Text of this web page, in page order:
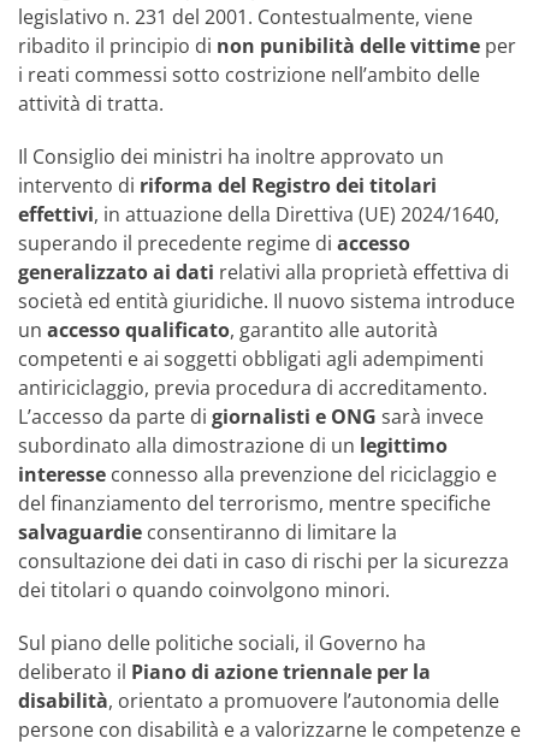
legislativo n. 231 del 2001. Contestualmente, viene
ribadito il principio di non punibilità delle vittime per
i reati commessi sotto costrizione nell’ambito delle
attività di tratta.
Il Consiglio dei ministri ha inoltre approvato un
intervento di riforma del Registro dei titolari
effettivi, in attuazione della Direttiva (UE) 2024/1640,
superando il precedente regime di accesso
generalizzato ai dati relativi alla proprietà effettiva di
società ed entità giuridiche. Il nuovo sistema introduce
un accesso qualificato, garantito alle autorità
competenti e ai soggetti obbligati agli adempimenti
antiriciclaggio, previa procedura di accreditamento.
L’accesso da parte di giornalisti e ONG sarà invece
subordinato alla dimostrazione di un legittimo
interesse connesso alla prevenzione del riciclaggio e
del finanziamento del terrorismo, mentre specifiche
salvaguardie consentiranno di limitare la
consultazione dei dati in caso di rischi per la sicurezza
dei titolari o quando coinvolgono minori.
Sul piano delle politiche sociali, il Governo ha
deliberato il Piano di azione triennale per la
disabilità, orientato a promuovere l’autonomia delle
persone con disabilità e a valorizzarne le competenze e